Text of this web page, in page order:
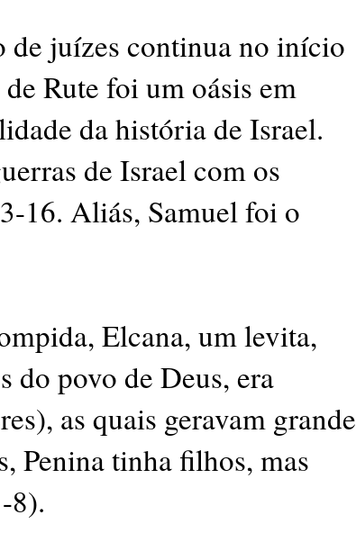
juízes continua no início
Rute foi um oásis em
da história de Israel.
de Israel com os
16. Aliás, Samuel foi o
Elcana, um levita,
do povo de Deus, era
as quais geravam grande
Penina tinha filhos, mas
8).